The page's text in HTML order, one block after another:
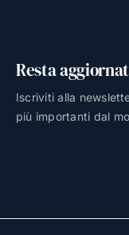
Resta
Iscriviti alla
più importanti dal